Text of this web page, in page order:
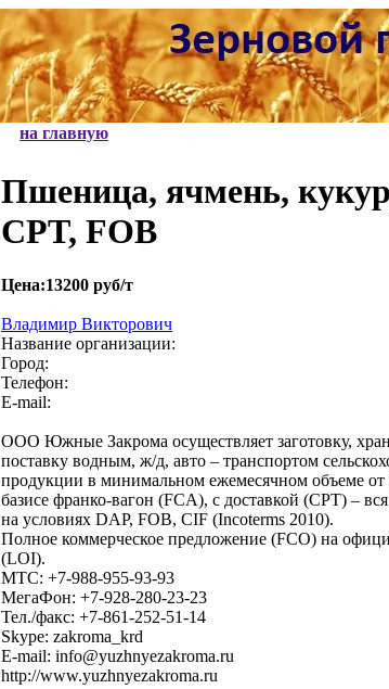
на главную
Пшеница, ячмень,
CPT, FOB
Цена:13200 руб/т
Владимир Викторович
Название организации:
Город:
Телефон:
E-mail:
ООО Южные Закрома осуществляет заготовку,
поставку водным, ж/д, авто – транспортом
продукции в минимальном ежемесячном объеме от
базисе франко-вагон (FCA), с доставкой (CPT) –
на условиях DAP, FOB, CIF (Incoterms 2010).
Полное коммерческое предложение (FCO) на
(LOI).
МТС: +7-988-955-93-93
МегаФон: +7-928-280-23-23
Тел./факс: +7-861-252-51-14
Skype: zakroma_krd
E-mail: info@yuzhnyezakroma.ru
http://www.yuzhnyezakroma.ru